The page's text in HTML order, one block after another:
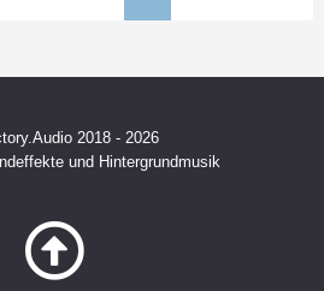
2018 - 2026
und Hintergrundmusik